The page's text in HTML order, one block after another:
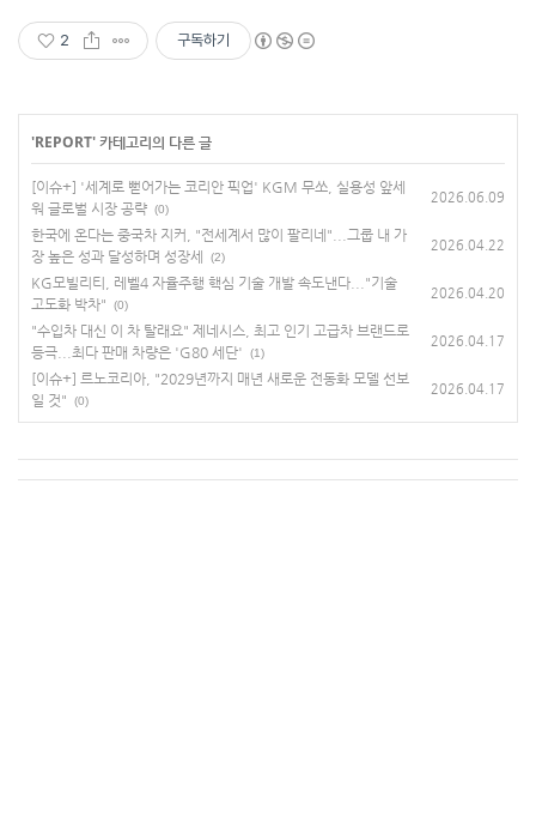
2 구독하기
'REPORT' 카테고리의 다른 글
[이슈+] '세계로 뻗어가는 코리안 픽업' KGM 무쏘, 실용성 앞세
워 글로벌 시장 공략 (0)
2026.06.09
한국에 온다는 중국차 지커, "전세계서 많이 팔리네"...그룹 내 가
장 높은 성과 달성하며 성장세
(2)
2026.04.22
KG모빌리티, 레벨4 자율주행 핵심 기술 개발 속도낸다..."기술
고도화 박차"
(0)
2026.04.20
"수입차 대신 이 차 탈래요" 제네시스, 최고 인기 고급차 브랜드로
등극...최다 판매 차량은 'G80 세단'
(1)
2026.04.17
[이슈+] 르노코리아, "2029년까지 매년 새로운 전동화 모델 선보
일 것"
(0)
2026.04.17